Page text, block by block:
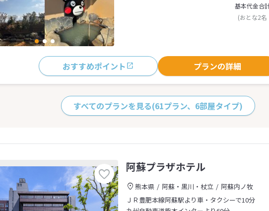
基本代金合
(おとな2
おすすめポイント プランの詳細
すべてのプランを見る(61プラン、6部屋タイプ)
阿蘇プラザホテル
熊本県 阿蘇・黒川・杖立
阿蘇内ノ牧
ＪＲ豊肥本線阿蘇駅より車・タクシーで10分